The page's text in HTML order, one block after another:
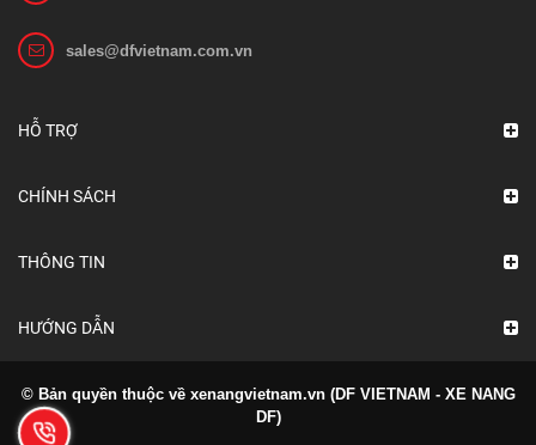
sales@dfvietnam.com.vn
HỖ TRỢ
CHÍNH SÁCH
THÔNG TIN
HƯỚNG DẪN
© Bản quyền thuộc về xenangvietnam.vn (DF VIETNAM - XE NANG
DF)